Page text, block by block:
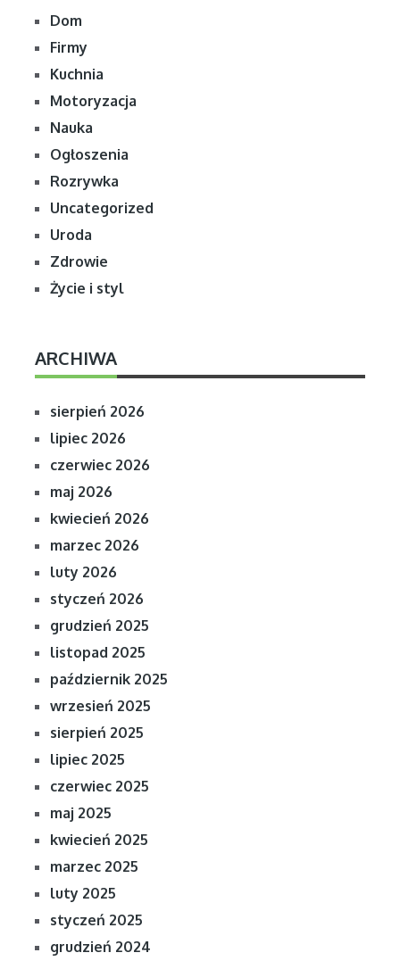
Dom
Firmy
Kuchnia
Motoryzacja
Nauka
Ogłoszenia
Rozrywka
Uncategorized
Uroda
Zdrowie
Życie i styl
ARCHIWA
sierpień 2026
lipiec 2026
czerwiec 2026
maj 2026
kwiecień 2026
marzec 2026
luty 2026
styczeń 2026
grudzień 2025
listopad 2025
październik 2025
wrzesień 2025
sierpień 2025
lipiec 2025
czerwiec 2025
maj 2025
kwiecień 2025
marzec 2025
luty 2025
styczeń 2025
grudzień 2024